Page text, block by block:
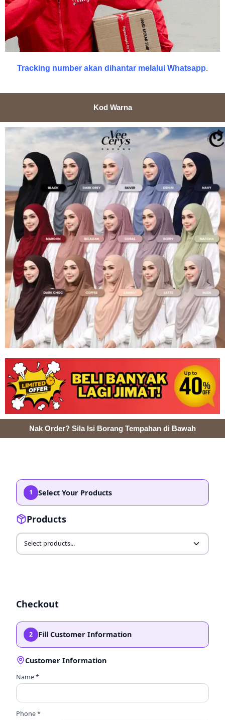
Tracking number akan dihantar melalui Whatsapp.
Kod Warna
Nak Order? Sila Isi Borang Tempahan di Bawah